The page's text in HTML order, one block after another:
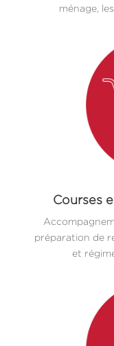
ménage,
Courses
préparation de
et